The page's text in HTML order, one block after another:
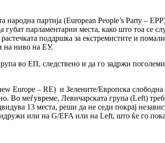
партија (European People’s Party –
парламентарни места, како што тоа се
поддршка за екстремистите и
на ниво на ЕУ.
во ЕП, следствено и да го задржи
Europe – RE) и Зелените/Европска
Во меѓувреме, Левичарската група (Left)
13 места, реши да не седи покрај
или на G/EFA или на Left, што ќе го